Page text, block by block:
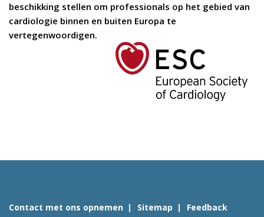
beschikking stellen om professionals op het gebied van
cardiologie binnen en buiten Europa te
vertegenwoordigen.
Contact met ons opnemen Sitemap Feedback